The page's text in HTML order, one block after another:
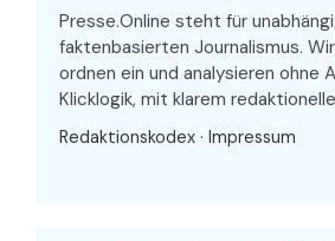
Presse.Online steht für
faktenbasierten Journalismus.
ordnen ein und analysieren ohne
Klicklogik, mit klarem
Redaktionskodex · Impressum